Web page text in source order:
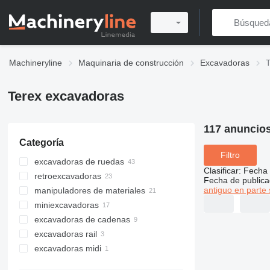
Machineryline Maquinaria de construcción Excavadoras
Terex excavadoras
Categoría
excavadoras de ruedas
retroexcavadoras
manipuladores de materiales
miniexcavadoras
excavadoras de cadenas
excavadoras rail
excavadoras midi
117
Filtro
Clasificar: Fecha
Fecha de
antiguo en parte